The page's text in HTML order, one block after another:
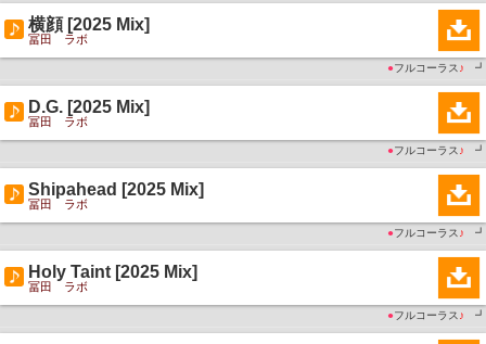
横顔 [2025 Mix]
冨田 ラボ
●フルコーラス ♪ ┛
D.G. [2025 Mix]
冨田 ラボ
●フルコーラス ♪ ┛
Shipahead [2025 Mix]
冨田 ラボ
●フルコーラス ♪ ┛
Holy Taint [2025 Mix]
冨田 ラボ
●フルコーラス ♪ ┛